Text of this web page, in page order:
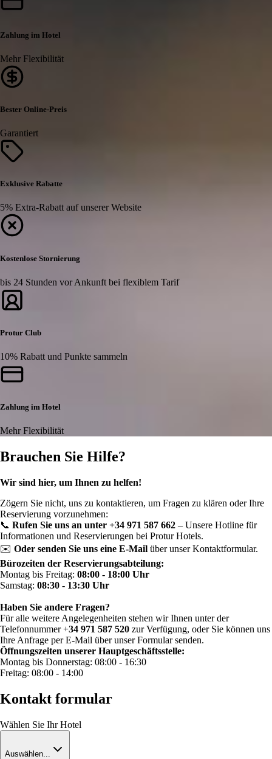
Zahlung im Hotel
Mehr Flexibilität
Bester Online-Preis
Garantiert
Exklusive Rabatte
5% Extra-Rabatt auf unserer Website
Kostenlose Stornierung
bis 24 Stunden vor Ankunft bei flexiblem Tarif
Protur Club
10% Rabatt und Punkte sammeln
Zahlung im Hotel
Mehr Flexibilität
Brauchen Sie Hilfe?
Wir sind hier, um Ihnen zu helfen!
Zögern Sie nicht, uns zu kontaktieren, um Fragen zu klären oder Ihre
Reservierung vorzunehmen:
📞 Rufen Sie uns an unter +34 971 587 662 – Unsere Hotline für
Informationen und Reservierungen bei Protur Hotels.
✉️ Oder senden Sie uns eine E-Mail über unser Kontaktformular.
Bürozeiten der Reservierungsabteilung:
Montag bis Freitag: 08:00 - 18:00 Uhr
Samstag: 08:30 - 13:30 Uhr
Haben Sie andere Fragen?
Für alle weitere Angelegenheiten stehen wir Ihnen unter der
Telefonnummer +34 971 587 520 zur Verfügung, oder Sie können uns
Ihre Anfrage per E-Mail über unser Formular senden.
Öffnungszeiten unserer Hauptgeschäftsstelle:
Montag bis Donnerstag: 08:00 - 16:30
Freitag: 08:00 - 14:00
Kontakt formular
Wählen Sie Ihr Hotel
Auswählen...